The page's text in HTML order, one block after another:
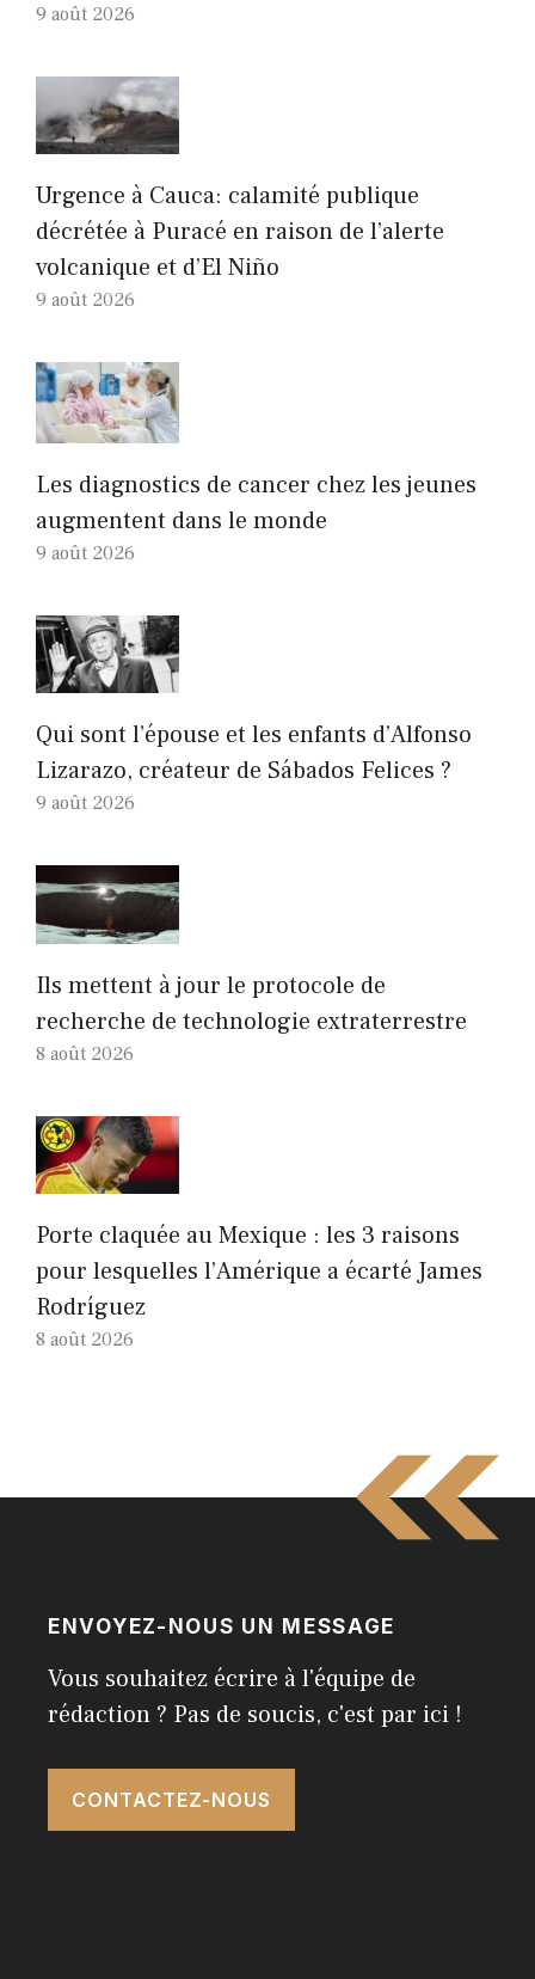
9 août 2026
Urgence à Cauca: calamité publique
décrétée à Puracé en raison de l’alerte
volcanique et d’El Niño
9 août 2026
Les diagnostics de cancer chez les jeunes
augmentent dans le monde
9 août 2026
Qui sont l’épouse et les enfants d’Alfonso
Lizarazo, créateur de Sábados Felices ?
9 août 2026
Ils mettent à jour le protocole de
recherche de technologie extraterrestre
8 août 2026
Porte claquée au Mexique : les 3 raisons
pour lesquelles l’Amérique a écarté James
Rodríguez
8 août 2026
ENVOYEZ-NOUS UN MESSAGE
Vous souhaitez écrire à l'équipe de
rédaction ? Pas de soucis, c'est par ici !
CONTACTEZ-NOUS